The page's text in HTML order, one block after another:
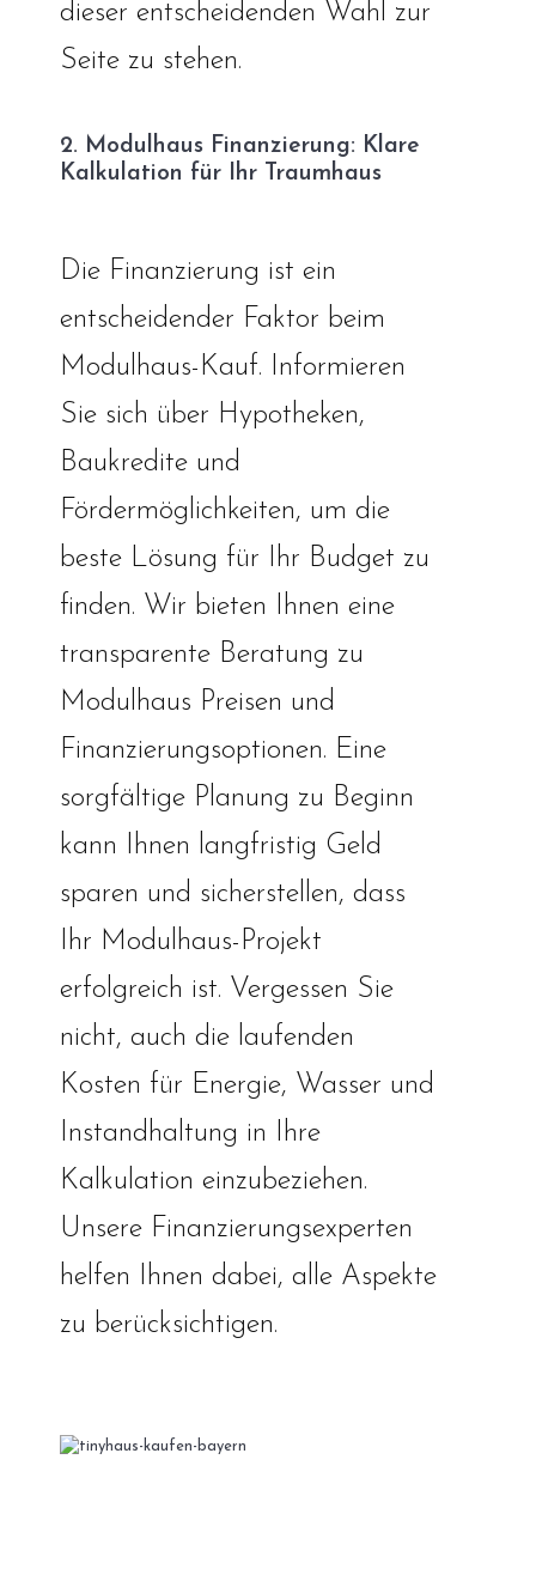
dieser entscheidenden Wahl zur
Seite zu stehen.
2. Modulhaus Finanzierung: Klare
Kalkulation für Ihr Traumhaus
Die Finanzierung ist ein
entscheidender Faktor beim
Modulhaus-Kauf. Informieren
Sie sich über Hypotheken,
Baukredite und
Fördermöglichkeiten, um die
beste Lösung für Ihr Budget zu
finden. Wir bieten Ihnen eine
transparente Beratung zu
Modulhaus Preisen und
Finanzierungsoptionen. Eine
sorgfältige Planung zu Beginn
kann Ihnen langfristig Geld
sparen und sicherstellen, dass
Ihr Modulhaus-Projekt
erfolgreich ist. Vergessen Sie
nicht, auch die laufenden
Kosten für Energie, Wasser und
Instandhaltung in Ihre
Kalkulation einzubeziehen.
Unsere Finanzierungsexperten
helfen Ihnen dabei, alle Aspekte
zu berücksichtigen.